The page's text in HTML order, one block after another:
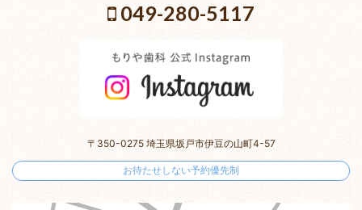
049-280-5117
〒350-0275 埼玉県坂戸市伊豆の山町4-57
お待たせしない予約優先制